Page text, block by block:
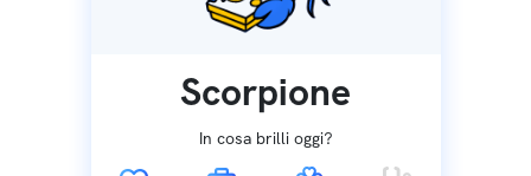
Scorpione
In cosa brilli oggi?